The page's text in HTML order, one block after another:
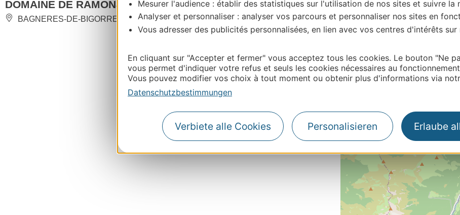
Mesurer l'audience : établir des statistiques sur l'utilisation de nos sites et suivre la
Analyser et personnaliser : analyser vos parcours et personnaliser nos sites en
Vous adresser des publicités personnalisées, en lien avec vos centres d'intérêts
En cliquant sur "Accepter et fermer" vous acceptez tous les cookies. Le bouton "Ne
vous permet d'indiquer votre refus et seuls les cookies nécessaires au
Vous pouvez modifier vos choix à tout moment ou obtenir plus d'informations via
Datenschutzbestimmungen
Verbiete alle Cookies Personalisieren Erlaube
DOMAINE DE RAMONJUAN
BAGNERES-DE-BIGORRE